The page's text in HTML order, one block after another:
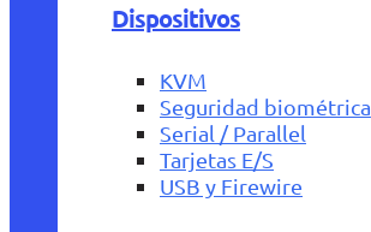
Dispositivos
KVM
Seguridad biométrica
Serial / Parallel
Tarjetas E/S
USB y Firewire